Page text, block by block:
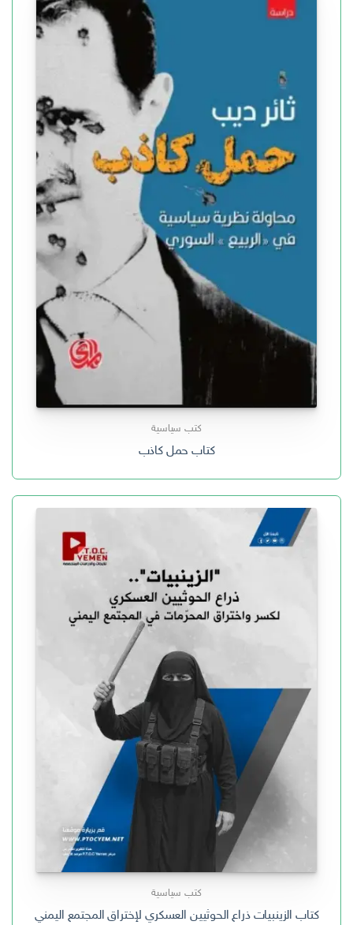
كتب سياسية
كتاب حمل كاذب
كتب سياسية
كتاب الزينبيات ذراع الحوثيين العسكري لإختراق المجتمع اليمني